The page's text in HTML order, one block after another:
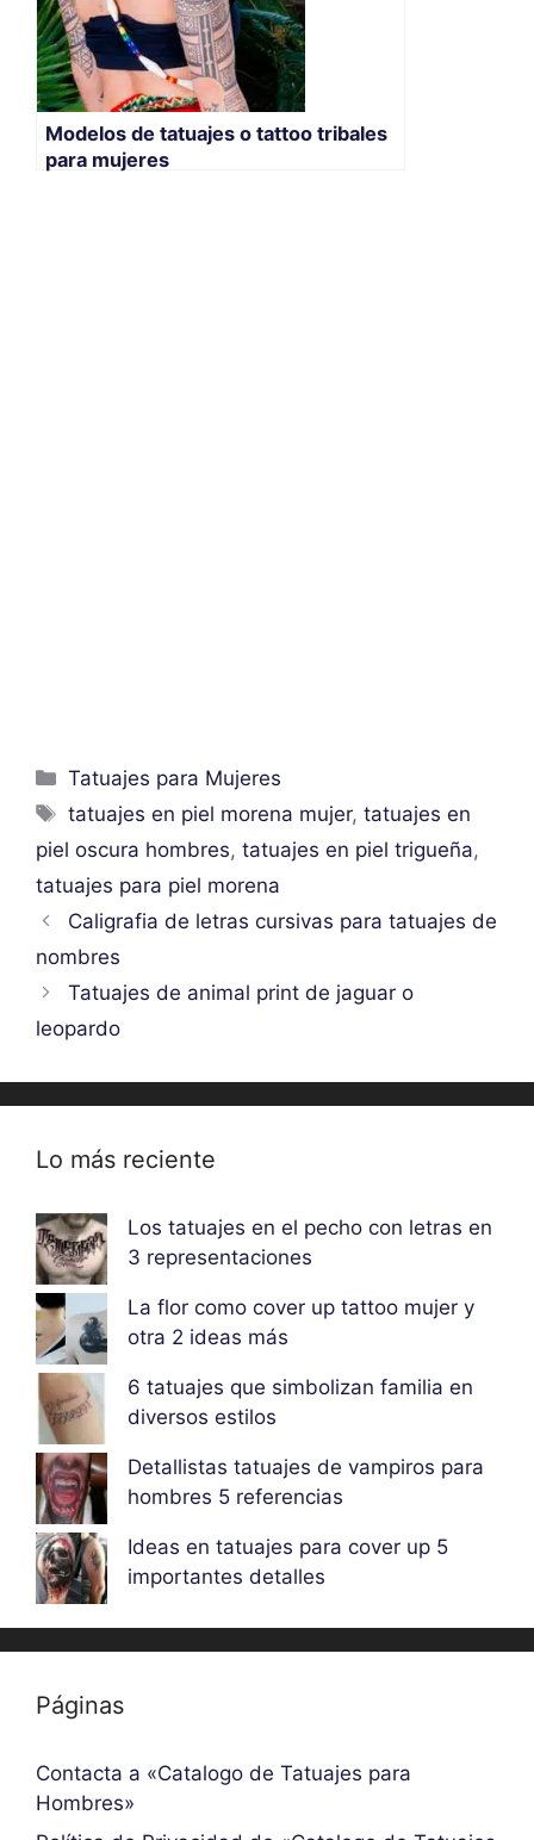
Modelos de tatuajes o tattoo tribales
para mujeres
Categorías
Tatuajes para Mujeres
Etiquetas
tatuajes en piel morena mujer,tatuajes en
piel oscura hombres, tatuajes en piel trigueña,
tatuajes para piel morena
Caligrafia de letras cursivas para tatuajes de
nombres
Tatuajes de animal print de jaguar o
leopardo
Lo más reciente
Los tatuajes en el pecho con letras en
3 representaciones
La flor como cover up tattoo mujer y
otra 2 ideas más
6 tatuajes que simbolizan familia en
diversos estilos
Detallistas tatuajes de vampiros para
hombres 5 referencias
Ideas en tatuajes para cover up 5
importantes detalles
Páginas
Contacta a «Catalogo de Tatuajes para
Hombres»